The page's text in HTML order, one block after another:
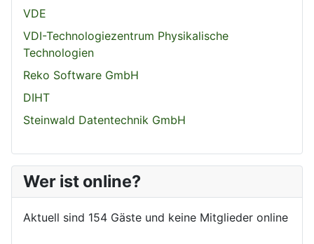
VDE
VDI-Technologiezentrum Physikalische
Technologien
Reko Software GmbH
DIHT
Steinwald Datentechnik GmbH
Wer ist online?
Aktuell sind 154 Gäste und keine Mitglieder online